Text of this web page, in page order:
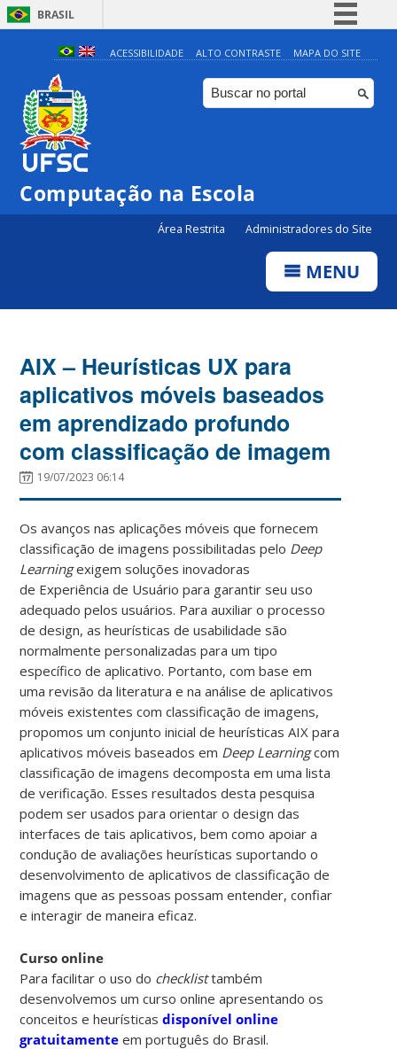
BRASIL
Simplifique!
Comunica BR
Participe
ACESSIBILIDADE ALTO CONTRASTE MAPA DO SITE
Computação na Escola
Área Restrita Administradores do Site
MENU
AIX – Heurísticas UX para
aplicativos móveis baseados
em aprendizado profundo
com classificação de imagem
19/07/2023 06:14
Os avanços nas aplicações móveis que fornecem
classificação de imagens possibilitadas pelo Deep
Learningexigem soluções inovadoras
de Experiência de Usuário para garantir seu uso
adequado pelos usuários. Para auxiliar o processo
de design, as heurísticas de usabilidade são
normalmente personalizadas para um tipo
específico de aplicativo. Portanto, com base em
uma revisão da literatura e na análise de aplicativos
móveis existentes com classificação de imagens,
propomos um conjunto inicial de heurísticas AIX para
aplicativos móveis baseados em Deep Learningcom
classificação de imagens decomposta em uma lista
de verificação. Esses resultados desta pesquisa
podem ser usados ​​para orientar o design das
interfaces de tais aplicativos, bem como apoiar a
condução de avaliações heurísticas suportando o
desenvolvimento de aplicativos de classificação de
imagens que as pessoas possam entender, confiar
e interagir de maneira eficaz.
Curso online
Para facilitar o uso do checklisttambém
desenvolvemos um curso online apresentando os
conceitos e heurísticasdisponível online
gratuitamente em português do Brasil.